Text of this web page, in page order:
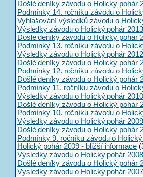
Došlé deníky závodu o Holický pohár
Podmínky 14. ročníku závodu o
Vyhlašování výsledků závodu o
Výsledky závodu o Holický pohár 2013
Došlé deníky závodu o Holický pohár
Podmínky 13. ročníku závodu o
Výsledky závodu o Holický pohár 2012
Došlé deníky závodu o Holický pohár
Podmínky 12. ročníku závodu o
Došlé deníky závodu o Holický pohár
Podmínky 11. ročníku závodu o
Výsledky závodu o Holický pohár 2010
Došlé deníky závodu o Holický pohár
Podmínky 10. ročníku závodu o
Výsledky závodu o Holický pohár 2009
Došlé deníky závodu o Holický pohár
Podmínky 9. ročníku závodu o
Holický pohár 2009 - bližší informace
Výsledky závodu o Holický pohár 2008
Došlé deníky závodu o Holický pohár
Výsledky závodu o Holický pohár 2007